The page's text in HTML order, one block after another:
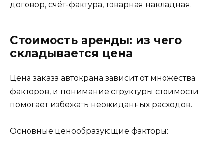
договор, счёт-фактура, товарная накладная.
Стоимость аренды: из чего
складывается цена
Цена заказа автокрана зависит от множества
факторов, и понимание структуры стоимости
помогает избежать неожиданных расходов.
Основные ценообразующие факторы: